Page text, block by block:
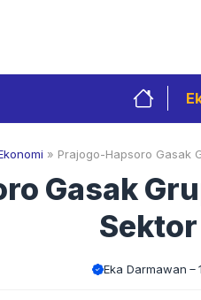
» Prajogo-Hapsoro Gasak
Gasak
Eka Darmawan